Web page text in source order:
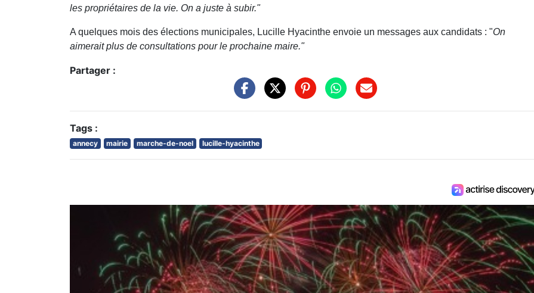
les propriétaires de la vie. On a juste à subir."
A quelques mois des élections municipales, Lucille Hyacinthe envoie un messages aux candidats : "On
aimerait plus de consultations pour le prochaine maire."
Partager :
Tags :
annecy mairie marche-de-noel lucille-hyacinthe